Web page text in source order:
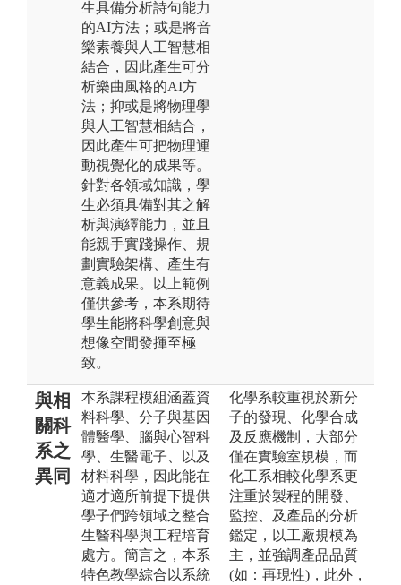
生具備分析詩句能力
的AI方法；或是將音
樂素養與人工智慧相
結合，因此產生可分
析樂曲風格的AI方
法；抑或是將物理學
與人工智慧相結合，
因此產生可把物理運
動視覺化的成果等。
針對各領域知識，學
生必須具備對其之解
析與演繹能力，並且
能親手實踐操作、規
劃實驗架構、產生有
意義成果。以上範例
僅供參考，本系期待
學生能將科學創意與
想像空間發揮至極
致。
與相
關科
系之
異同
本系課程模組涵蓋資
料科學、分子與基因
體醫學、腦與心智科
學、生醫電子、以及
材料科學，因此能在
適才適所前提下提供
學子們跨領域之整合
生醫科學與工程培育
處方。簡言之，本系
特色教學綜合以系統
化學系較重視於新分
子的發現、化學合成
及反應機制，大部分
僅在實驗室規模，而
化工系相較化學系更
注重於製程的開發、
監控、及產品的分析
鑑定，以工廠規模為
主，並強調產品品質
(如：再現性)，此外，